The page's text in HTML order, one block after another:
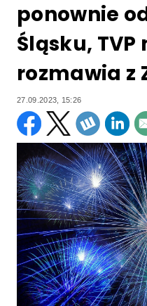
ponownie
Śląsku, TVP
rozmawia z
27.09.2023, 15:26